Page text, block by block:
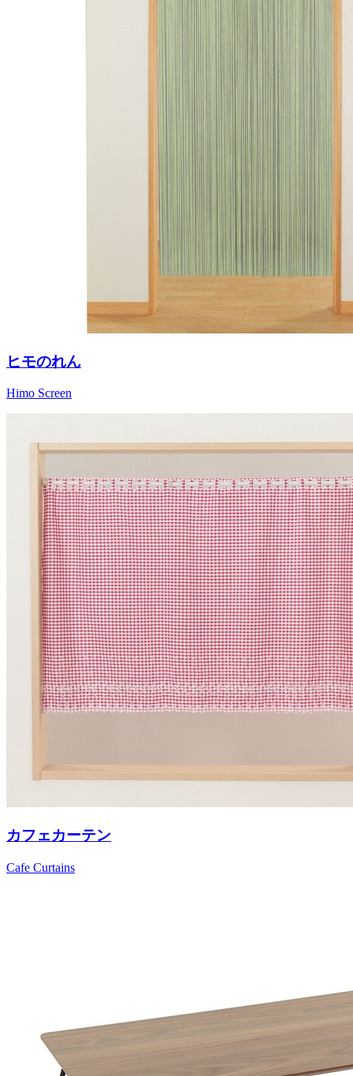
ヒモのれん
Himo Screen
カフェカーテン
Cafe Curtains